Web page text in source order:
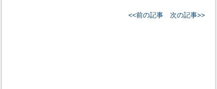
<<前の記事 次の記事>>